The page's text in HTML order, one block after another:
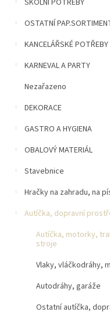
p
a
e
ŠKOLNÍ POTŘEBY
OSTATNÍ
KANCELÁŘSKÉ POTŘEBY
KARNEVAL A PARTY
Nezařazeno
DEKORACE
GASTRO A HYGIENA
OBALOVÝ MATERIÁL
Stavebnice
Hračky na zahradu, na
Autíčka, dopravní
Autíčka, motorky,
stroje
Vlaky, vláčkodráhy,
Autodráhy, garáže
Ostatní autíčka,